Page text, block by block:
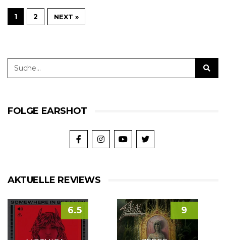
1 2 NEXT »
FOLGE EARSHOT
AKTUELLE REVIEWS
6.5 9